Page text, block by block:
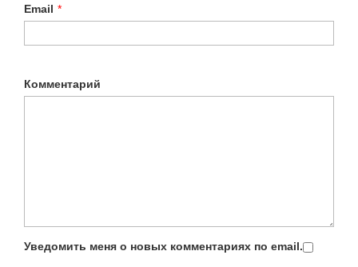
Email *
Комментарий
Уведомить меня о новых комментариях по email.